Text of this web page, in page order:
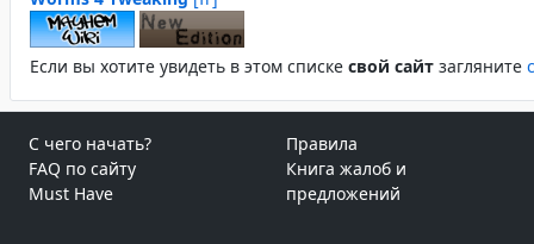
Если вы хотите увидеть в этом спиcке свой сайт загляните
С чего начать?
FAQ по сайту
Must Have
Правила
Книга жалоб и
предложений